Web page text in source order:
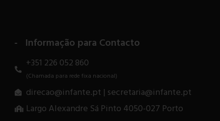
Informação para Contacto
+351 226 052 860
(Chamada para rede fixa nacional)
direcao@infante.pt | secretaria@infante.pt
Largo Alexandre Sá Pinto 4050-027 Porto